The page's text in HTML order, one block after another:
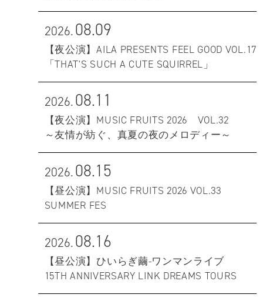
2026.08.09
【夜公演】AILA PRESENTS FEEL GOOD VOL.17
「THAT'S SUCH A CUTE SQUIRREL」
2026.08.11
【夜公演】MUSIC FRUITS 2026 VOL.32
～友情が紡ぐ、真夏の夜のメロディー～
2026.08.15
【昼公演】MUSIC FRUITS 2026 VOL.33
SUMMER FES
2026.08.16
【昼公演】ひいらぎ繭-ワンマンライブ
15TH ANNIVERSARY LINK DREAMS TOURS